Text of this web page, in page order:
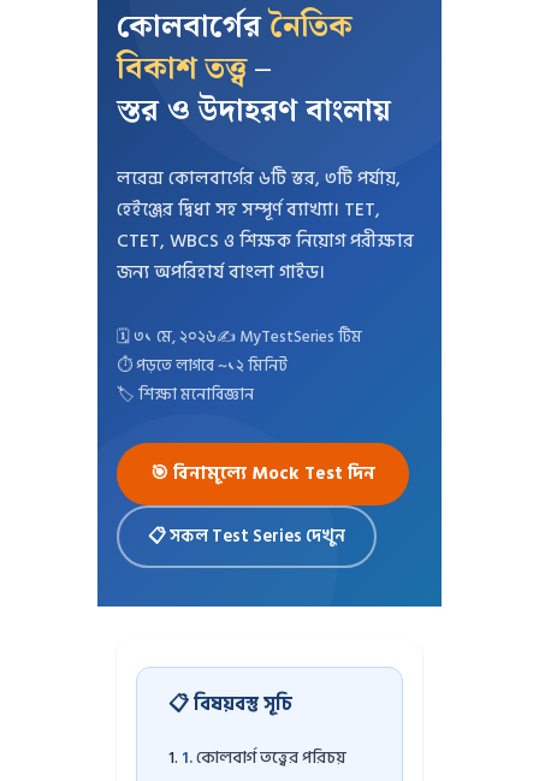
কোলবার্গেরনৈতিক
বিকাশ তত্ত্ব–
স্তর ও উদাহরণ বাংলায়
লরেন্স কোলবার্গের ৬টি স্তর, ৩টি পর্যায়,
হেইঞ্জের দ্বিধা সহ সম্পূর্ণ ব্যাখ্যা। TET,
CTET, WBCS ও শিক্ষক নিয়োগ পরীক্ষার
জন্য অপরিহার্য বাংলা গাইড।
🗓️ ৩১ মে, ২০২৬✍️ MyTestSeries টিম
⏱️ পড়তে লাগবে ~১২ মিনিট
🏷️ শিক্ষা মনোবিজ্ঞান
🎯 বিনামূল্যে Mock Test দিন
📋 সকল Test Series দেখুন
📋 বিষয়বস্তু সূচি
কোলবার্গ তত্ত্বের পরিচয়